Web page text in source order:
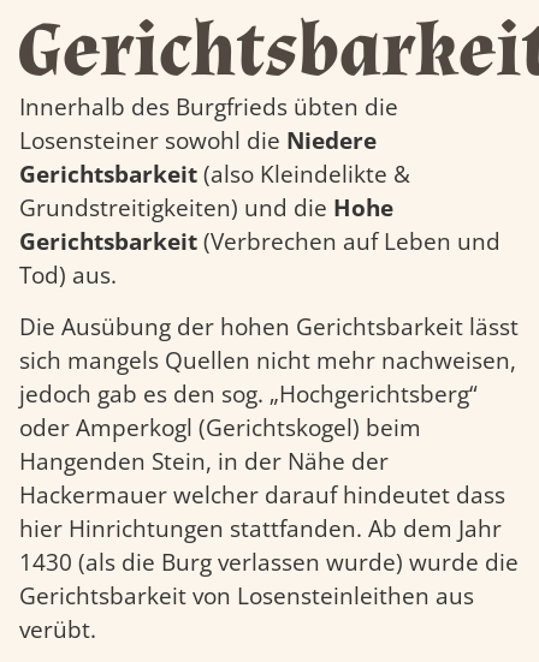
Innerhalb des Burgfrieds übten die
Losensteiner sowohl die Niedere
Gerichtsbarkeit(also Kleindelikte &
Grundstreitigkeiten) und die Hohe
Gerichtsbarkeit(Verbrechen auf Leben und
Tod) aus.
Die Ausübung der hohen Gerichtsbarkeit lässt
sich mangels Quellen nicht mehr nachweisen,
jedoch gab es den sog. „Hochgerichtsberg“
oder Amperkogl (Gerichtskogel) beim
Hangenden Stein, in der Nähe der
Hackermauer welcher darauf hindeutet dass
hier Hinrichtungen stattfanden. Ab dem Jahr
1430 (als die Burg verlassen wurde) wurde die
Gerichtsbarkeit von Losensteinleithen aus
verübt.